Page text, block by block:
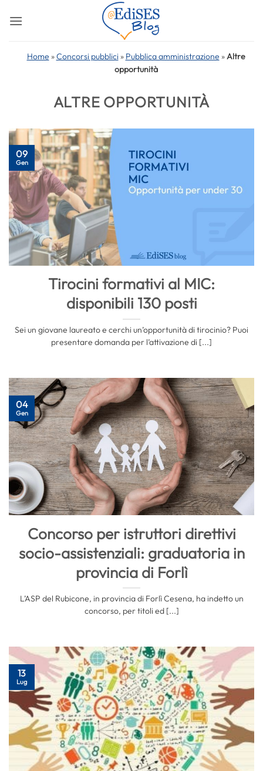
Home »Concorsi pubblici » Pubblica amministrazione »Altre
opportunità
ALTRE OPPORTUNITÀ
Tirocini formativi al MIC:
disponibili 130 posti
Sei un giovane laureato e cerchi un’opportunità di tirocinio? Puoi
presentare domanda per l’attivazione di [...]
09
Gen
Concorso per istruttori direttivi
socio-assistenziali: graduatoria in
provincia di Forlì
L’ASP del Rubicone, in provincia di Forlì Cesena, ha indetto un
concorso, per titoli ed [...]
04
Gen
13
Lug